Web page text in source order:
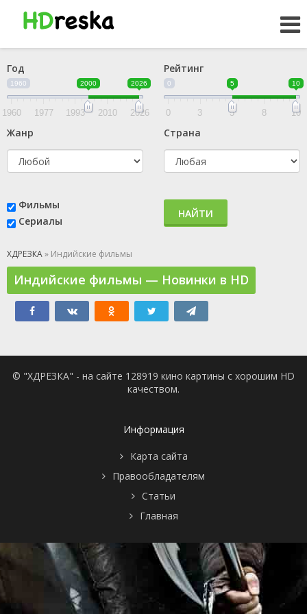
Год
1960 2000 2026
1960 1977 1993 2010 2026
Рейтинг
0 5 10
0 3 5 8 10
Жанр Страна
Фильмы
Сериалы
НАЙТИ
ХДРЕЗКА» Индийские фильмы
Индийские фильмы — Новинки в HD
© "ХДРЕЗКА" - на сайте 128919 кино картины с хорошим HD
качеством.
Информация
Карта сайта
Правообладателям
Статьи
Главная